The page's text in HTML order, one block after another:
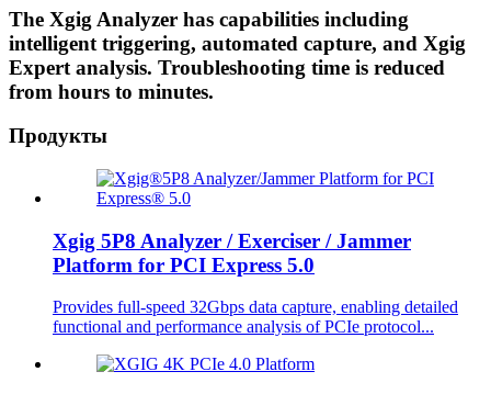
The Xgig Analyzer has capabilities including
intelligent triggering, automated capture, and Xgig
Expert analysis. Troubleshooting time is reduced
from hours to minutes.
Продукты
Xgig 5P8 Analyzer / Exerciser / Jammer
Platform for PCI Express 5.0
Provides full-speed 32Gbps data capture, enabling detailed
functional and performance analysis of PCIe protocol...